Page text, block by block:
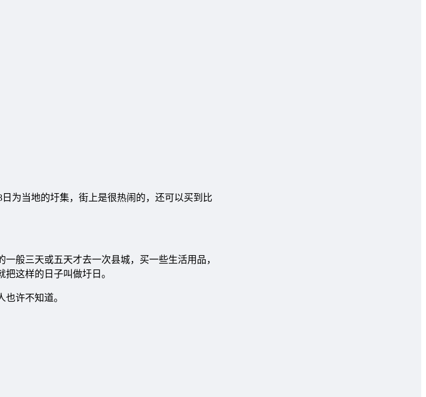
为当地的圩集，街上是很热闹的，还可以买到比
般三天或五天才去一次县城，买一些生活用品，
这样的日子叫做圩日。
许不知道。